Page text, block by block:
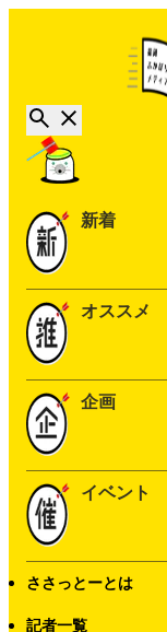
新着
オススメ
企画
イベント
ささっとーとは
記者一覧